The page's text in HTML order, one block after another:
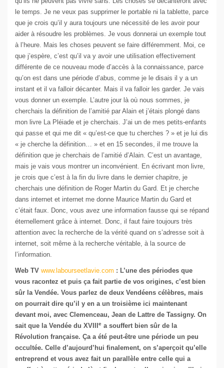
le temps. Je ne veux pas supprimer le portable ni la tablette, parce
que je crois qu’il y aura toujours une nécessité de les avoir pour
aider à résoudre les problèmes. Je vous donnerai un exemple tout
à l’heure. Mais les choses peuvent se faire différemment. Moi, ce
que j’espère, c’est qu’il va y avoir une utilisation effectivement
différente de ce nouveau mode d’accès à la connaissance, parce
qu’on est dans une période d’abus, comme je le disais il y a un
instant et il va falloir décanter. Mais il va falloir les garder. Je vais
vous donner un exemple. L’autre jour là où nous sommes, je
cherchais la définition de l’amitié par Alain et j’étais plongé dans
mon livre La Pléiade et je cherchais. J’ai un de mes petits-enfants
qui passe et qui me dit « qu’est-ce que tu cherches ? » et je lui dis
« je cherche la définition… » et en 15 secondes, il me trouve la
définition que je cherchais de l’amitié d’Alain. C’est un avantage,
mais je vais vous montrer un inconvénient. En écrivant mon livre,
je crois que c’est à la fin du livre dans le dernier chapitre, je
cherchais une définition de Roger Martin du Gard. Et je cherche
dans internet et internet me donne Maurice Martin du Gard et
c’était faux. Donc, vous avez une information fausse qui se répand
éternellement grâce à internet. Donc, il faut faire toujours très
attention avec la recherche de la vérité quand on s’adresse soit à
internet, soit même à la recherche véritable, à la source de
l’information.
Web TV www.labourseetlavie.com : L’une des périodes que
vous racontez et puis ça fait partie de vos origines, c’est bien
sûr la Vendée. Vous parlez de deux Vendéens célèbres, mais
on pourrait dire qu’il y en a un troisième ici maintenant
devant moi, avec Clemenceau, Jean de Lattre de Tassigny. On
sait que la Vendée du XVIII
e a souffert bien sûr de la
Révolution française. Ça a été peut-être une période un peu
occultée. Celle d’aujourd’hui finalement, on s’aperçoit qu’elle
entreprend et vous avez fait un parallèle entre celle qui a